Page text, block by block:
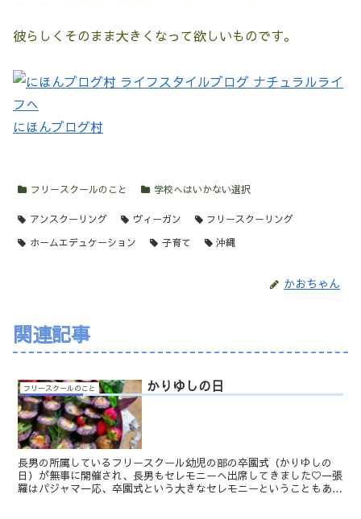
彼らしくそのまま大きくなって欲しいものです。
にほんブログ村
フリースクールのこと 学校へはいかない選択
アンスクーリング ヴィーガン
フリースクーリング
ホームエデュケーション
子育て 沖縄
かおちゃん
関連記事
フリースクールのこと かりゆしの日
長男の所属しているフリースクール幼児の部の卒園式（かりゆしの
日）が無事に開催され、長男もセレモニーへ出席してきました♡一張
羅はパジャマ一応、卒園式という大きなセレモニーということもあり